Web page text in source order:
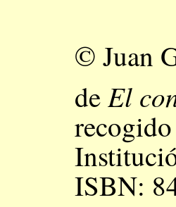
© Juan
deEl
ISBN: